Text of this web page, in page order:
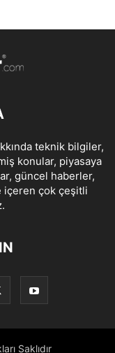
teknik bilgiler,
konular, piyasaya
güncel haberler,
içeren çok çeşitli
Saklıdır